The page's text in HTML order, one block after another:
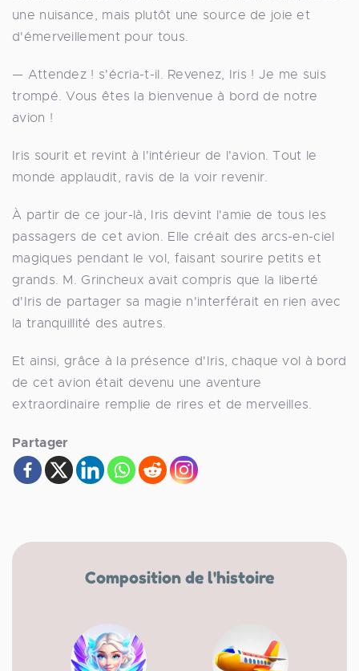
une nuisance, mais plutôt une source de joie et
d'émerveillement pour tous.
— Attendez ! s'écria-t-il. Revenez, Iris ! Je me suis
trompé. Vous êtes la bienvenue à bord de notre
avion !
Iris sourit et revint à l'intérieur de l'avion. Tout le
monde applaudit, ravis de la voir revenir.
À partir de ce jour-là, Iris devint l'amie de tous les
passagers de cet avion. Elle créait des arcs-en-ciel
magiques pendant le vol, faisant sourire petits et
grands. M. Grincheux avait compris que la liberté
d'Iris de partager sa magie n'interférait en rien avec
la tranquillité des autres.
Et ainsi, grâce à la présence d'Iris, chaque vol à bord
de cet avion était devenu une aventure
extraordinaire remplie de rires et de merveilles.
Partager
Composition de l'histoire